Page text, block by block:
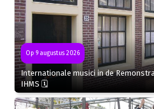
Op 9 augustus 2026
Internationale musici in de
IHMS 🗓